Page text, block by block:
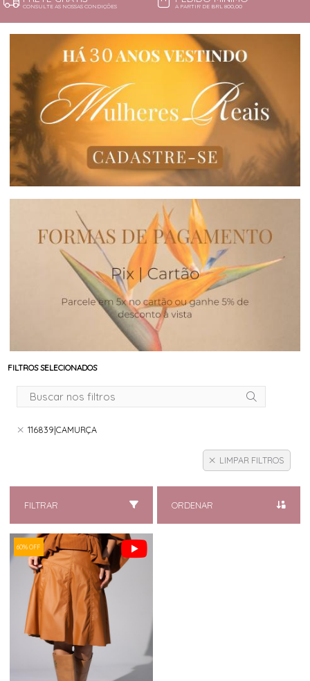
CONSULTE AS NOSSAS CONDIÇÕES A PARTIR DE BRL 800,00
FILTROS SELECIONADOS
116839|CAMURÇA
LIMPAR FILTROS
FILTRAR ORDENAR
60% OFF